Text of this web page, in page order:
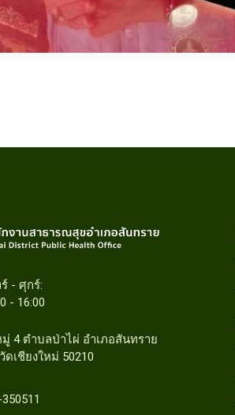
- ศุกร์:
- 16:00
มู่ 4 ตำบลป่าไผ่ อำเภอสันทราย
ดเชียงใหม่ 50210